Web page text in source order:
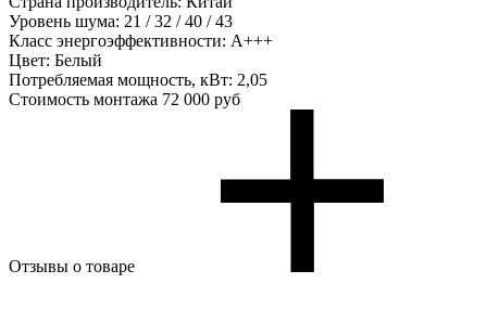
Уровень шума: 21 / 32 / 40 / 43
Класс энергоэффективности: А+++
Цвет: Белый
Потребляемая мощность, кВт: 2,05
Стоимость монтажа 72 000 руб
Отзывы о товаре